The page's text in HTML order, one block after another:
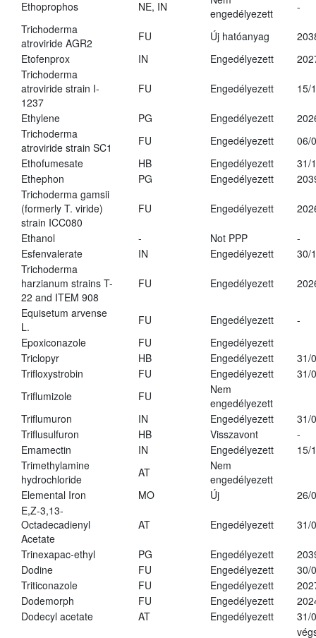
Ethoprophos
NE, IN
engedélyezett
-
Trichoderma
atroviride AGR2
FU Új hatóanyag
Etofenprox
IN Engedélyezett
Trichoderma
atroviride strain I-
1237
FU Engedélyezett 15/
Ethylene PG Engedélyezett
Trichoderma
atroviride strain SC1
FU Engedélyezett
06/
Ethofumesate
HB Engedélyezett
31/
Ethephon
PG Engedélyezett
Trichoderma gamsii
(formerly T. viride)
strain ICC080
FU Engedélyezett
Ethanol - Not PPP
-
Esfenvalerate
IN Engedélyezett
30/
Trichoderma
harzianum strains T-
22 and ITEM 908
FU Engedélyezett
Equisetum arvense
L.
FU Engedélyezett
-
Epoxiconazole
FU
Engedélyezett
Triclopyr
HB Engedélyezett
31/
Trifloxystrobin
FU Engedélyezett
31/
Triflumizole
FU
Nem
engedélyezett
Triflumuron
IN Engedélyezett
31/
Triflusulfuron
HB Visszavont
-
Emamectin
IN Engedélyezett
15/
Trimethylamine
hydrochloride
AT
Nem
engedélyezett
Elemental Iron
MO Új
26/
E,Z-3,13-
Octadecadienyl
Acetate
AT Engedélyezett 31/
Trinexapac-ethyl PG Engedélyezett
Dodine
FU Engedélyezett
30/
Triticonazole
FU Engedélyezett
Dodemorph
FU Engedélyezett
Dodecyl acetate
AT Engedélyezett 31/